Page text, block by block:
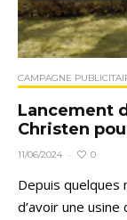
CAMPAGNE
Lancement
Christen
11/06/2024 · 0
Depuis
d’avoir une